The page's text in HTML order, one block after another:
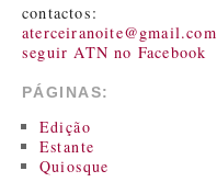
contactos:
aterceiranoite@gmail.com
seguir ATN no Facebook
PÁGINAS:
Edição
Estante
Quiosque